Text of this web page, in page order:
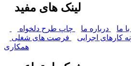
لینک های مفید
ما درباره ما
چاپ طرح دلخواه
کارهای اجرایی
فرصت های شغلی
همکاری